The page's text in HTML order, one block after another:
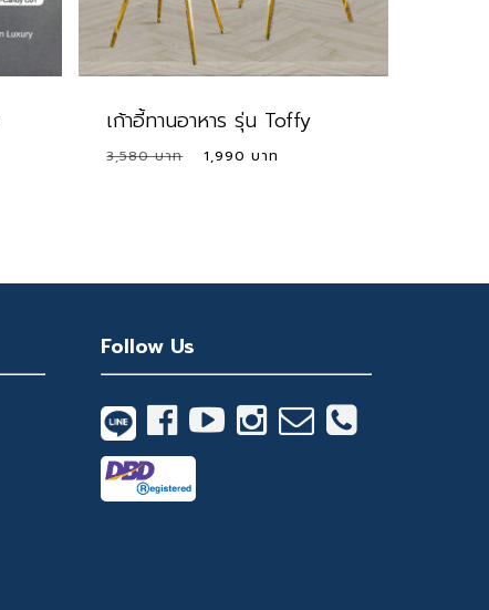
เก้าอี้ทานอาหาร รุ่น Toffy
3,580
Original
1,990
Follow Us